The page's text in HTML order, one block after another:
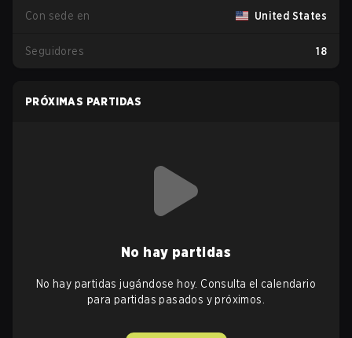
Con sede en United States
Seguidores 18
PRÓXIMAS PARTIDAS
No hay partidas
No hay partidas jugándose hoy. Consulta el calendario
para partidas pasados y próximos.